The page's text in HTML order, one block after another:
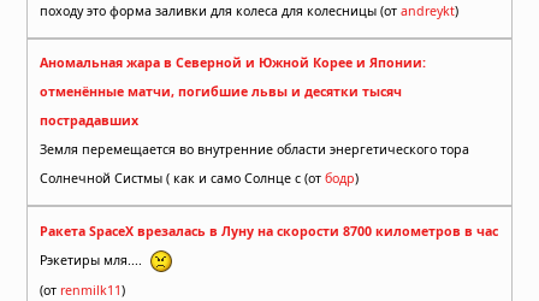
походу это форма заливки для колеса для колесницы (от andreykt)
Аномальная жара в Северной и Южной Корее и Японии:
отменённые матчи, погибшие львы и десятки тысяч
пострадавших
Земля перемещается во внутренние области энергетического тора
Солнечной Систмы ( как и само Солнце с (от бодр)
Ракета SpaceX врезалась в Луну на скорости 8700 километров в час
Рэкетиры мля....
(от renmilk11)